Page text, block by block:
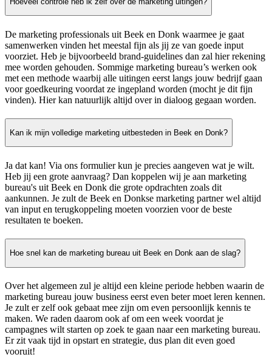
De marketing professionals uit Beek en Donk waarmee je gaat
samenwerken vinden het meestal fijn als jij ze van goede input
voorziet. Heb je bijvoorbeeld brand-guidelines dan zal hier rekening
mee worden gehouden. Sommige marketing bureau’s werken ook
met een methode waarbij alle uitingen eerst langs jouw bedrijf gaan
voor goedkeuring voordat ze ingepland worden (mocht je dit fijn
vinden). Hier kan natuurlijk altijd over in dialoog gegaan worden.
Kan ik mijn volledige marketing uitbesteden in Beek en Donk?
Ja dat kan! Via ons formulier kun je precies aangeven wat je wilt.
Heb jij een grote aanvraag? Dan koppelen wij je aan marketing
bureau's uit Beek en Donk die grote opdrachten zoals dit
aankunnen. Je zult de Beek en Donkse marketing partner wel altijd
van input en terugkoppeling moeten voorzien voor de beste
resultaten te boeken.
Hoe snel kan de marketing bureau uit Beek en Donk aan de slag?
Over het algemeen zul je altijd een kleine periode hebben waarin de
marketing bureau jouw business eerst even beter moet leren kennen.
Je zult er zelf ook gebaat mee zijn om even persoonlijk kennis te
maken. We raden daarom ook af om een week voordat je
campagnes wilt starten op zoek te gaan naar een marketing bureau.
Er zit vaak tijd in opstart en strategie, dus plan dit even goed
vooruit!